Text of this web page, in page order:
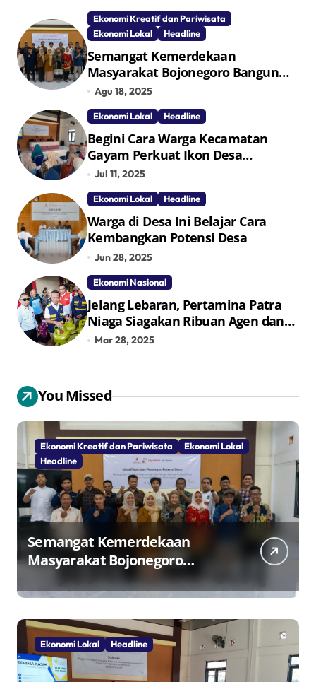
Ekonomi Kreatif dan Pariwisata
Ekonomi Lokal
Headline
Semangat Kemerdekaan
Masyarakat Bojonegoro Bangun
Desa Mandiri Ekonomi
Agu 18, 2025
Ekonomi Lokal Headline
Begini Cara Warga Kecamatan
Gayam Perkuat Ikon Desa
Penggerak Ekonomi Lokal Melalui
TPID
Jul 11, 2025
Ekonomi Lokal Headline
Warga di Desa Ini Belajar Cara
Kembangkan Potensi Desa
Jun 28, 2025
Ekonomi Nasional
Jelang Lebaran, Pertamina Patra
Niaga Siagakan Ribuan Agen dan
Pangkalan LPG 3 Kg
Mar 28, 2025
You Missed
Ekonomi Kreatif dan Pariwisata
Ekonomi Lokal
Headline
Semangat Kemerdekaan
Masyarakat Bojonegoro
Bangun Desa Mandiri Ekonomi
Ekonomi Lokal Headline